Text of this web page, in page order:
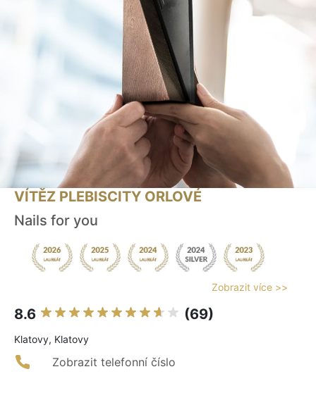
VÍTĚZ PLEBISCITY ORLOVÉ
Nails for you
Zobrazit více >>
8.6 (69)
Klatovy, Klatovy
Zobrazit telefonní číslo